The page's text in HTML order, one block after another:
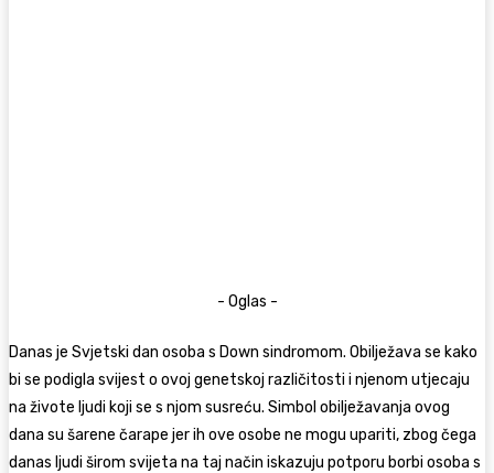
- Oglas -
Danas je Svjetski dan osoba s Down sindromom. Obilježava se kako
bi se podigla svijest o ovoj genetskoj različitosti i njenom utjecaju
na živote ljudi koji se s njom susreću. Simbol obilježavanja ovog
dana su šarene čarape jer ih ove osobe ne mogu upariti, zbog čega
danas ljudi širom svijeta na taj način iskazuju potporu borbi osoba s